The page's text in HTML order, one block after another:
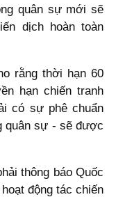
quân sự mới sẽ
dịch hoàn toàn
rằng thời hạn 60
hạn chiến tranh
có sự phê chuẩn
quân sự - sẽ được
thông báo Quốc
động tác chiến